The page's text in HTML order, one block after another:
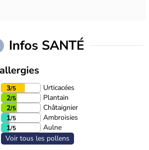
Infos SANTÉ
3/5
Urticacées
2/5
Plantain
2/5
Châtaignier
1/5
Ambroisies
1/5
Aulne
Voir tous les pollens